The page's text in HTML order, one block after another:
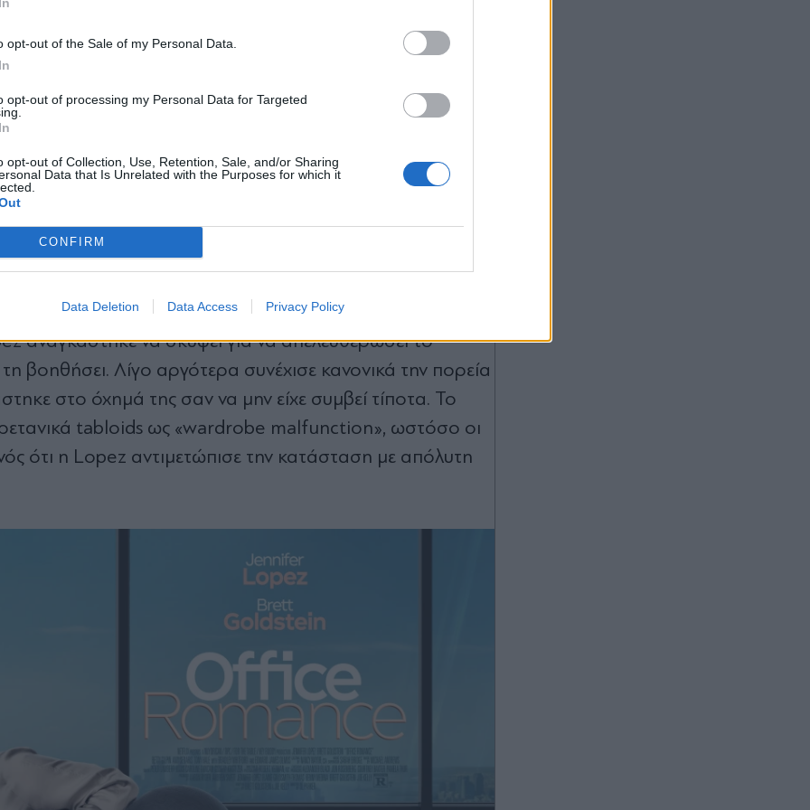
opt-out of the Sale of my Personal Data.
opt-out of processing my Personal Data for Targeted
opt-out of Collection, Use, Retention, Sale, and/or Sharing
Data that Is Unrelated with the Purposes for which it
CONFIRM
Data Deletion Data Access Privacy Policy
από το χρήστη Jennifer Lopez (@jlo)
Κατά την αποχώρησή της από την εκδήλωση, η
με αποτέλεσμα η σταρ να δυσκολευτεί για λίγα
αναγκάστηκε να σκύψει για να απελευθερώσει το
βοηθήσει. Λίγο αργότερα συνέχισε κανονικά την πορεία
στο όχημά της σαν να μην είχε συμβεί τίποτα. Το
tabloids ως «wardrobe malfunction», ωστόσο οι
ότι η Lopez αντιμετώπισε την κατάσταση με απόλυτη
Αποδέχομαι τουςόρους χρήσης